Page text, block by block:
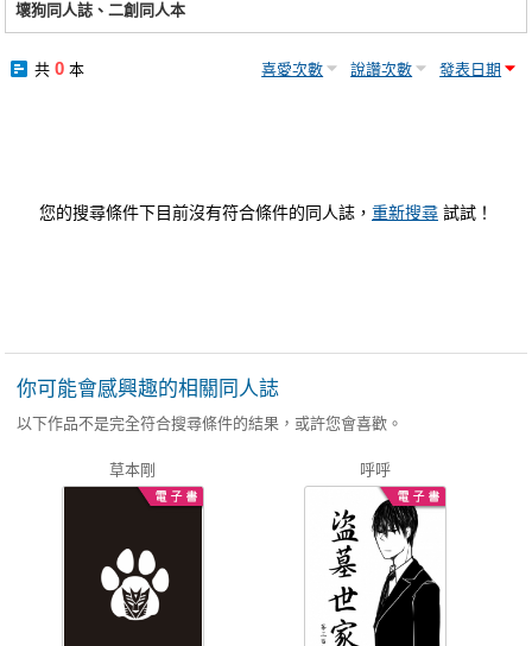
壞狗同人誌、二創同人本
共 0本 喜愛次數 說讚次數 發表日期
您的搜尋條件下目前沒有符合條件的同人誌， 重新搜尋 試試！
你可能會感興趣的相關同人誌
以下作品不是完全符合搜尋條件的結果，或許您會喜歡。
草本剛 呼呼